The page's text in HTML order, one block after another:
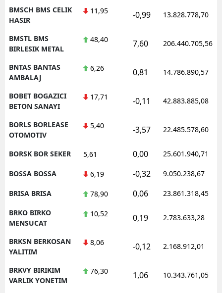
BMSCH BMS CELIK
HASIR
11,95 -0,99 13.828.778,70
BMSTL BMS
BIRLESIK METAL
48,40 7,60 206.440.705,56
BNTAS BANTAS
AMBALAJ
6,26 0,81 14.786.890,57
BOBET BOGAZICI
BETON SANAYI
17,71 -0,11 42.883.885,08
BORLS BORLEASE
OTOMOTIV
5,40 -3,57 22.485.578,60
BORSK BOR SEKER 5,61 0,00 25.601.940,71
BOSSA BOSSA 6,19 -0,32 9.050.238,67
BRISA BRISA 78,90 0,06 23.861.318,45
BRKO BIRKO
MENSUCAT
10,52 0,19 2.783.633,28
BRKSN BERKOSAN
YALITIM
8,06 -0,12 2.168.912,01
BRKVY BIRIKIM
VARLIK YONETIM
76,30 1,06 10.343.761,05